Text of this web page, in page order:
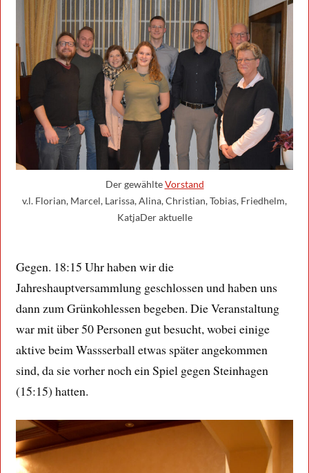
Der gewählteVorstand
v.l. Florian, Marcel, Larissa, Alina, Christian, Tobias, Friedhelm,
KatjaDer aktuelle
Gegen. 18:15 Uhr haben wir die
Jahreshauptversammlung geschlossen und haben uns
dann zum Grünkohlessen begeben. Die Veranstaltung
war mit über 50 Personen gut besucht, wobei einige
aktive beim Wassserball etwas später angekommen
sind, da sie vorher noch ein Spiel gegen Steinhagen
(15:15) hatten.